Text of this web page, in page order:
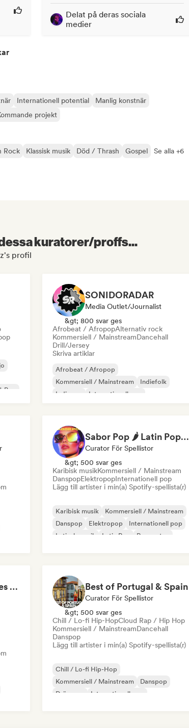
Delat på deras sociala
medier
Internationell potential
Manlig konstnär
projekt
Rock Klassisk musik Död / Thrash Gospel Se alla +6
kuratorer/proffs...
profil
Pop
SONIDORADAR
Media Outlet/Journalist
&gt; 800 svar ges
Afrobeat / AfropopAlternativ rock
Kommersiell / MainstreamDancehall
Drill/Jersey
Skriva artiklar
Afrobeat / Afropop
Kommersiell / Mainstream
Indiefolk
Indiepop
Internationell pop
Sabor Pop 🌶️ Latin Pop, Reggaeton & Latin Club Hits
Curator För Spellistor
&gt; 500 svar ges
Karibisk musikKommersiell / Mainstream
DanspopElektropopInternationell pop
Lägg till artister i min(a) Spotify-spellista(r)
Karibisk musik
Kommersiell / Mainstream
Danspop
Elektropop
Internationell pop
Latinsk musik
Latin Pop Reggaeton
WMNPARTY (mujeres en la industria musical) Best of Portugal & Spain
Curator För Spellistor
&gt; 500 svar ges
Chill / Lo-fi Hip-HopCloud Rap / Hip Hop
Kommersiell / MainstreamDancehall
Danspop
Lägg till artister i min(a) Spotify-spellista(r)
Chill / Lo-fi Hip-Hop
Kommersiell / Mainstream
Danspop
Drömpop
Internationell pop